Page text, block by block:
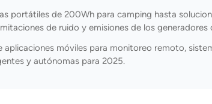
portátiles de 200Wh para camping hasta
de ruido y emisiones de los generadores
aplicaciones móviles para monitoreo remoto,
y autónomas para 2025.